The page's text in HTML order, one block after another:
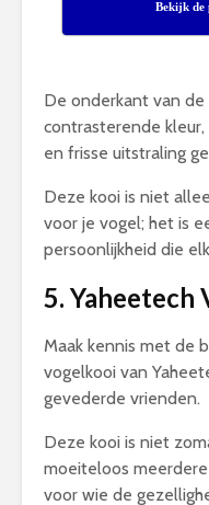
Bekijk de
De onderkant van
contrasterende
en frisse uitstraling
Deze kooi is niet
voor je vogel; het is
persoonlijkheid die
5. Yaheetech
Maak kennis met de
vogelkooi van
gevederde vrienden.
Deze kooi is niet
moeiteloos
voor wie de